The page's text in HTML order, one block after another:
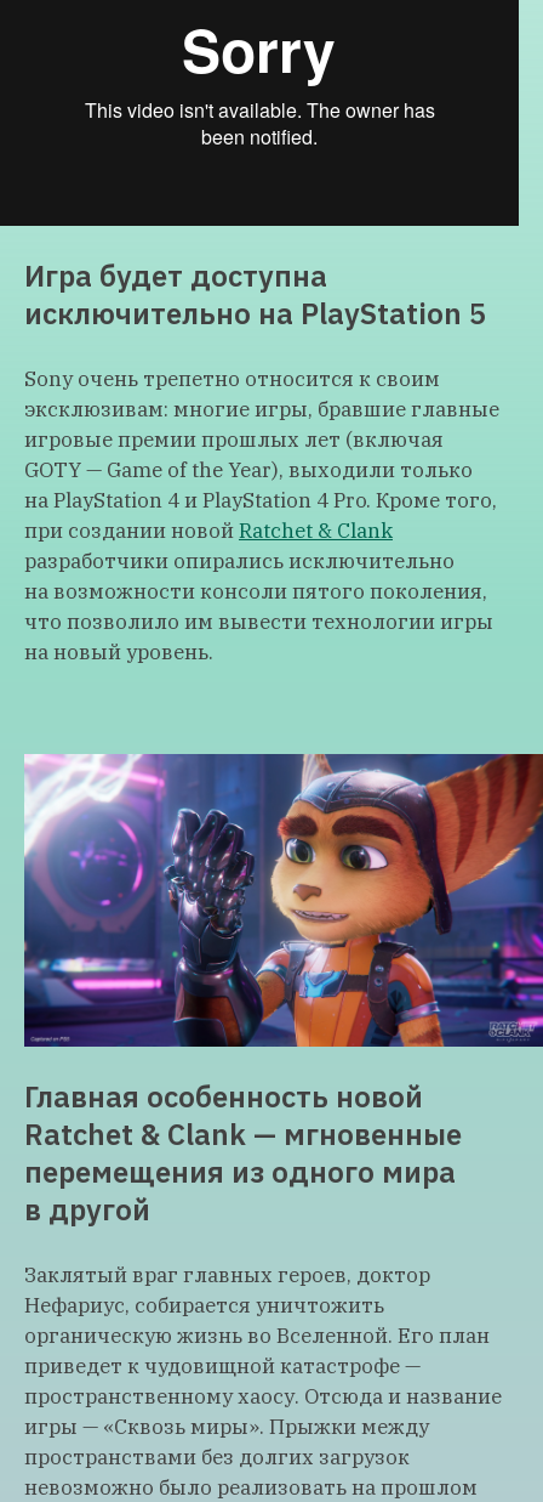
Игра будет доступна
исключительно на PlayStation 5
Sony очень трепетно относится к своим
эксклюзивам: многие игры, бравшие главные
игровые премии прошлых лет (включая
GOTY — Game of the Year), выходили только
на PlayStation 4 и PlayStation 4 Pro. Кроме того,
при создании новойRatchet & Clank
разработчики опирались исключительно
на возможности консоли пятого поколения,
что позволило им вывести технологии игры
на новый уровень.
Главная особенность новой
Ratchet & Clank — мгновенные
перемещения из одного мира
в другой
Заклятый враг главных героев, доктор
Нефариус, собирается уничтожить
органическую жизнь во Вселенной. Его план
приведет к чудовищной катастрофе —
пространственному хаосу. Отсюда и название
игры — «Сквозь миры». Прыжки между
пространствами без долгих загрузок
невозможно было реализовать на прошлом